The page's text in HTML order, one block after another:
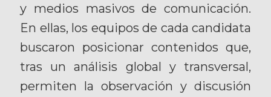
y medios masivos de comunicación.
En ellas, los equipos de cada candidata
buscaron posicionar contenidos que,
tras un análisis global y transversal,
permiten la observación y discusión